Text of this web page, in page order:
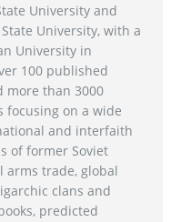
University and
University, with a
University in
100 published
more than 3000
on a wide
and interfaith
of former Soviet
arms trade, global
clans and
predicted